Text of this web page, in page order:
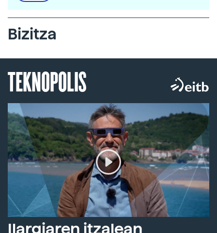
Bizitza
TEKNOPOLIS
Ilargiaren itzalean